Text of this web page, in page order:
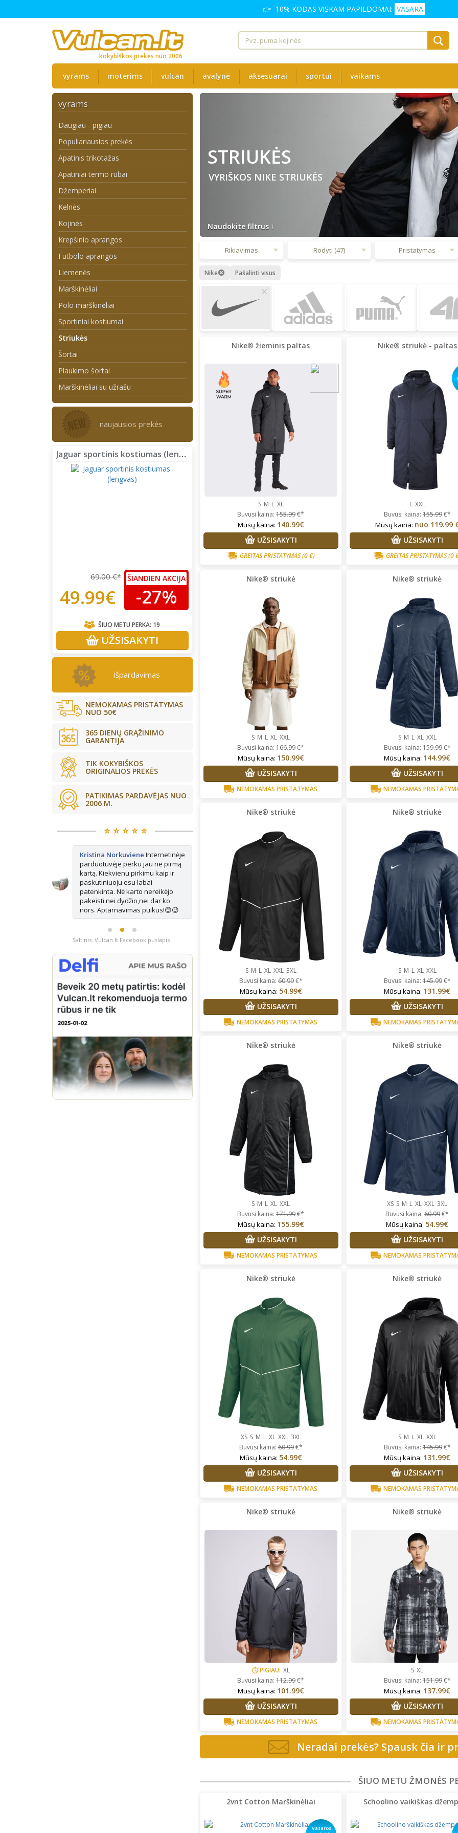
👉 -10% KODAS VISKAM PAPILDOMAI: VASARA
kokybiškos prekės nuo 2006
vyrams moterims vulcan avalynė aksesuarai sportui vaikams
vyrams
Daugiau - pigiau
Populiariausios prekės
Apatinis trikotažas
Apatiniai termo rūbai
Džemperiai
Kelnės
Kojinės
Krepšinio aprangos
Futbolo aprangos
Liemenės
Marškinėliai
Polo marškinėliai
Sportiniai kostiumai
Striukės
Šortai
Plaukimo šortai
Marškinėliai su užrašu
naujausios prekės
Jaguar sportinis kostiumas (lengvas)
69.00 €*
49.99€
ŠIANDIEN AKCIJA
-27%
ŠIUO METU PERKA: 19
UŽSISAKYTI
Išpardavimas
NEMOKAMAS PRISTATYMAS
NUO 50€
365 DIENŲ GRĄŽINIMO
GARANTIJA
TIK KOKYBIŠKOS
ORIGINALIOS PREKĖS
PATIKIMAS PARDAVĖJAS NUO
2006 M.
⭐️ ⭐️ ⭐️ ⭐️ ⭐️
Kristina Norkuviene Internetinėje
parduotuvėje perku jau ne pirmą
kartą. Kiekvienu pirkimu kaip ir
paskutiniuoju esu labai
patenkinta. Nė karto nereikėjo
pakeisti nei dydžio,nei dar ko
nors. Aptarnavimas puikus!😊😉
Jurgita Starkute Jasinskiene
Malonus bendravimas,greitas
aptarnavimas ,prekes kokybiskos
Vidija GuobaitėPrekės tikrai
kokybiškos, perku ne vienerius
metus. Tik su dydžiais vis
nepataikiau, bet visada paimu
pora dydžių, vietoje
ir išsirenku kas labiausiai tinka.
Super!
Šaltinis: Vulcan.lt Facebook puslapis
Naudokite filtrus ↓
STRIUKĖS
VYRIŠKOS NIKE STRIUKĖS
Rikiavimas Rodyti (47) Pristatymas
Nike Pašalinti visus
×
Nike® žieminis paltas
S M L XL
Buvusi kaina:155.99€*
Mūsų kaina: 140.99€
UŽSISAKYTI
GREITAS PRISTATYMAS(0 €)
Nike® striukė - paltas
L XXL
Buvusi kaina:155.99€*
Mūsų kaina: nuo 119.99
UŽSISAKYTI
GREITAS PRISTATYMAS(0
Nike® striukė
S M L XL XXL
Buvusi kaina:166.99€*
Mūsų kaina: 150.99€
UŽSISAKYTI
NEMOKAMAS PRISTATYMAS
Nike® striukė
S M L XL XXL
Buvusi kaina:159.99€*
Mūsų kaina: 144.99€
UŽSISAKYTI
NEMOKAMAS
Nike® striukė
S M L XL XXL 3XL
Buvusi kaina:60.99€*
Mūsų kaina: 54.99€
UŽSISAKYTI
NEMOKAMAS PRISTATYMAS
Nike® striukė
S M L XL XXL
Buvusi kaina:145.99€*
Mūsų kaina: 131.99€
UŽSISAKYTI
NEMOKAMAS
Nike® striukė
S M L XL XXL
Buvusi kaina:171.99€*
Mūsų kaina: 155.99€
UŽSISAKYTI
NEMOKAMAS PRISTATYMAS
Nike® striukė
XS S M L XL XXL 3XL
Buvusi kaina:60.99€*
Mūsų kaina: 54.99€
UŽSISAKYTI
NEMOKAMAS
Nike® striukė
XS S M L XL XXL 3XL
Buvusi kaina:60.99€*
Mūsų kaina: 54.99€
UŽSISAKYTI
NEMOKAMAS PRISTATYMAS
Nike® striukė
S M L XL XXL
Buvusi kaina:145.99€*
Mūsų kaina: 131.99€
UŽSISAKYTI
NEMOKAMAS
Nike® striukė
PIGIAU: XL
Buvusi kaina:112.99€*
Mūsų kaina: 101.99€
UŽSISAKYTI
NEMOKAMAS PRISTATYMAS
Nike® striukė
S XL
Buvusi kaina:151.99€*
Mūsų kaina: 137.99€
UŽSISAKYTI
NEMOKAMAS
Neradai prekės? Spausk čia ir
ŠIUO METU ŽMONĖS
2vnt Cotton Marškinėliai
Vasaros
Schoolino vaikiškas